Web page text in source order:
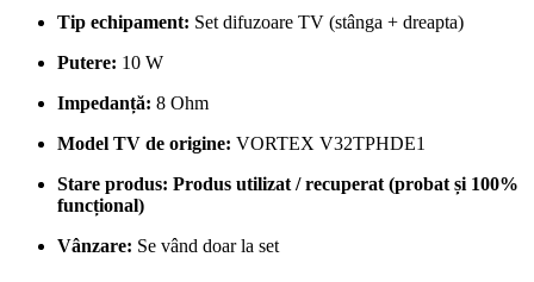
Tip echipament: Set difuzoare TV (stânga + dreapta)
Putere: 10 W
Impedanță: 8 Ohm
Model TV de origine: VORTEX V32TPHDE1
Stare produs: Produs utilizat / recuperat (probat și 100%
funcțional)
Vânzare: Se vând doar la set